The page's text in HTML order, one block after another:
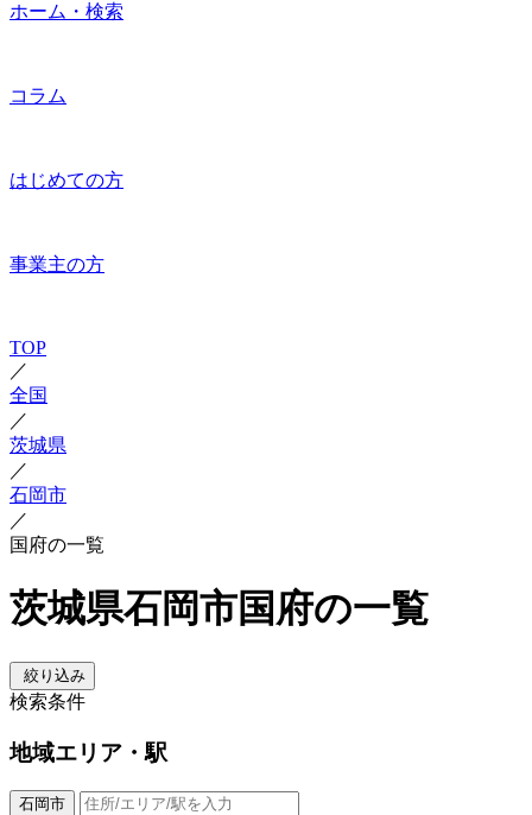
ホーム・検索
コラム
はじめての方
事業主の方
TOP
／
全国
／
茨城県
／
石岡市
／
国府の一覧
茨城県石岡市国府の一覧
絞り込み
検索条件
地域エリア・駅
石岡市